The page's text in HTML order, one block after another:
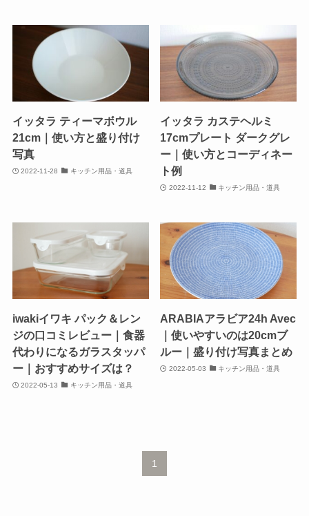
イッタラ ティーマボウル
21cm｜使い方と盛り付け
写真
2022-11-28 キッチン用品・道具
イッタラ カステヘルミ
17cmプレート ダークグレ
ー｜使い方とコーディネー
ト例
2022-11-12 キッチン用品・道具
iwakiイワキ パック＆レン
ジの口コミレビュー｜食器
代わりになるガラスタッパ
ー｜おすすめサイズは？
2022-05-13 キッチン用品・道具
ARABIAアラビア24h Avec
｜使いやすいのは20cmブ
ルー｜盛り付け写真まとめ
2022-05-03 キッチン用品・道具
1